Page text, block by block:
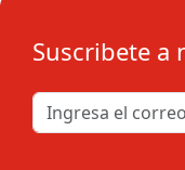
Suscribete a